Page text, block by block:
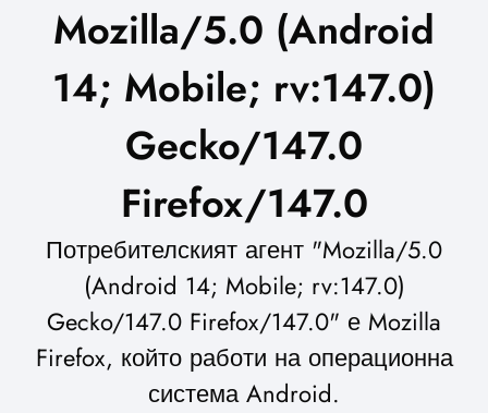
Mozilla/5.0 (Android
14; Mobile; rv:147.0)
Gecko/147.0
Firefox/147.0
Потребителският агент "Mozilla/5.0
(Android 14; Mobile; rv:147.0)
Gecko/147.0 Firefox/147.0" е Mozilla
Firefox, който работи на операционна
система Android.